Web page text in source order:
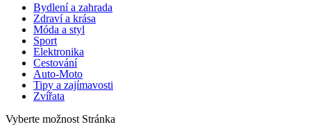
Bydlení a zahrada
Zdraví a krása
Móda a styl
Sport
Elektronika
Cestování
Auto-Moto
Tipy a zajímavosti
Zvířata
Vyberte možnost Stránka